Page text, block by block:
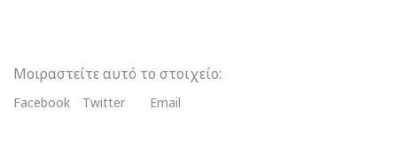
Μοιραστείτε αυτό το στοιχείο:
Facebook Twitter Email